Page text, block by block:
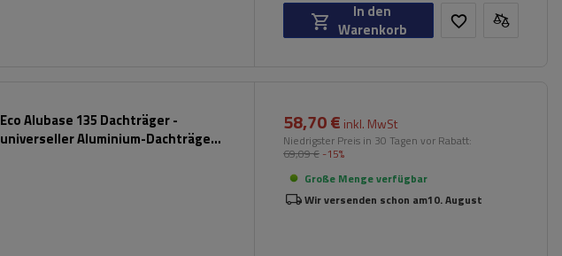
In den
Warenkorb
Eco Alubase 135 Dachträger -
universeller Aluminium-Dachträger
58,70 € inkl. MwSt
Niedrigster Preis in 30 Tagen vor Rabatt:
69,09 € -15%
Große Menge verfügbar
Wir versenden schon am10. August